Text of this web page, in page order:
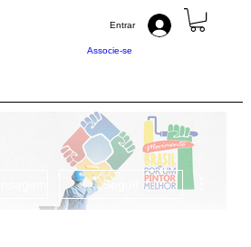
Associe-se
Entrar
Seguir